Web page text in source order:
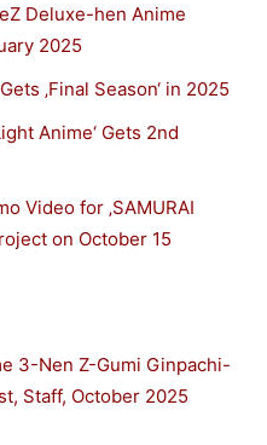
Deluxe-hen Anime
2025
‚Final Season‘ in 2025
Anime‘ Gets 2nd
Video for ‚SAMURAI
on October 15
3-Nen Z-Gumi Ginpachi-
Staff, October 2025